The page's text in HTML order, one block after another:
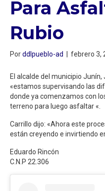
Para
Rubio
Porddlpueblo-ad | febrero 3,
El alcalde del municipio
«estamos supervisando las
donde ya comenzamos con
terreno para luego asfaltar «.
Carrillo dijo: «Ahora este
están creyendo e invirtiendo
Eduardo Rincón
C.N.P 22.306